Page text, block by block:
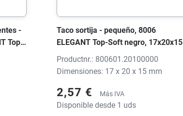
-
Top-
Taco sortija - pequeño, 8006
ELEGANT Top-Soft negro, 17x20x15
mm, sin impresión
Productnr.: 800601.20100000
Dimensiones: 17 x 20 x 15 mm
2,57 € Más IVA
Disponible desde 1 uds